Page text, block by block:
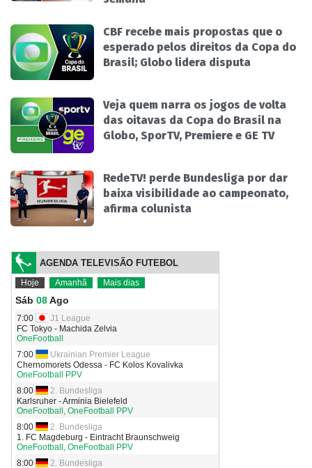
CBF recebe mais propostas que o
esperado pelos direitos da Copa do
Brasil; Globo lidera disputa
Veja quem narra os jogos de volta
das oitavas da Copa do Brasil na
Globo, SporTV, Premiere e GE TV
RedeTV! perde Bundesliga por dar
baixa visibilidade ao campeonato,
afirma colunista